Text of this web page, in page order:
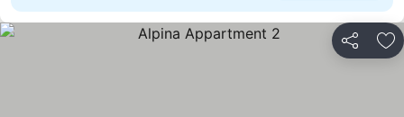
Partilhar